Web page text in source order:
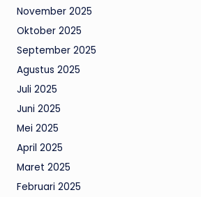
November 2025
Oktober 2025
September 2025
Agustus 2025
Juli 2025
Juni 2025
Mei 2025
April 2025
Maret 2025
Februari 2025